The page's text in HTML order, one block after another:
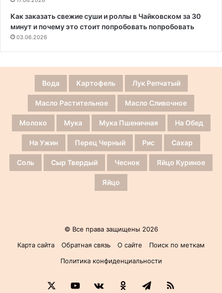
Как заказать свежие суши и роллы в Чайковском за 30
минут и почему это стоит попробовать попробовать
03.06.2026
Вода Картофель Лук Репчатый
Масло Растительное Масло Сливочное
Молоко Мука Мука Пшеничная На Обед
На Ужин Перец Черный Рис Сахар
Соль Сыр Твердый Чеснок Яйцо Куриное
Яйцо
© Все права защищены 2026
Карта сайта
Обратная связь О сайте
Поиск по меткам
Политика конфиденциальности
YouTubevk.comОдноклассники
Telegram
RSS